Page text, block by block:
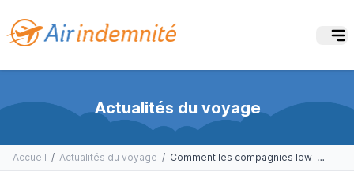
Actualités du voyage
Accueil / Actualités du voyage / Comment les compagnies low-cost arrivent-elles à pratiquer des prix aussi attractifs ?